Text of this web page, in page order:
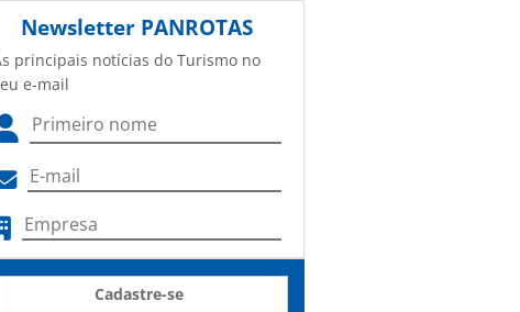
Newsletter PANROTAS
principais notícias do Turismo no
e-mail
Cadastre-se